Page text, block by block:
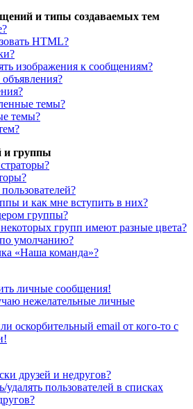
и типы создаваемых тем
HTML?
изображения к сообщениям?
темы?
темы?
и группы
и как мне вступить в них?
группы?
групп имеют разные цвета?
умолчанию?
«Наша команда»?
личные сообщения!
нежелательные личные
оскорбительный email от кого-то с
друзей и недругов?
удалять пользователей в списках